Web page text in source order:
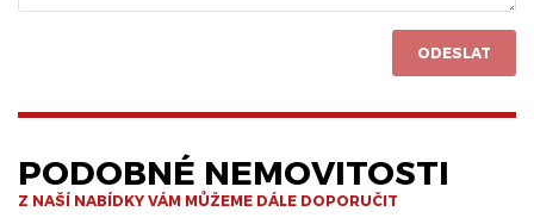
ODESLAT
PODOBNÉ NEMOVITOSTI
Z NAŠÍ NABÍDKY VÁM MŮŽEME DÁLE DOPORUČIT